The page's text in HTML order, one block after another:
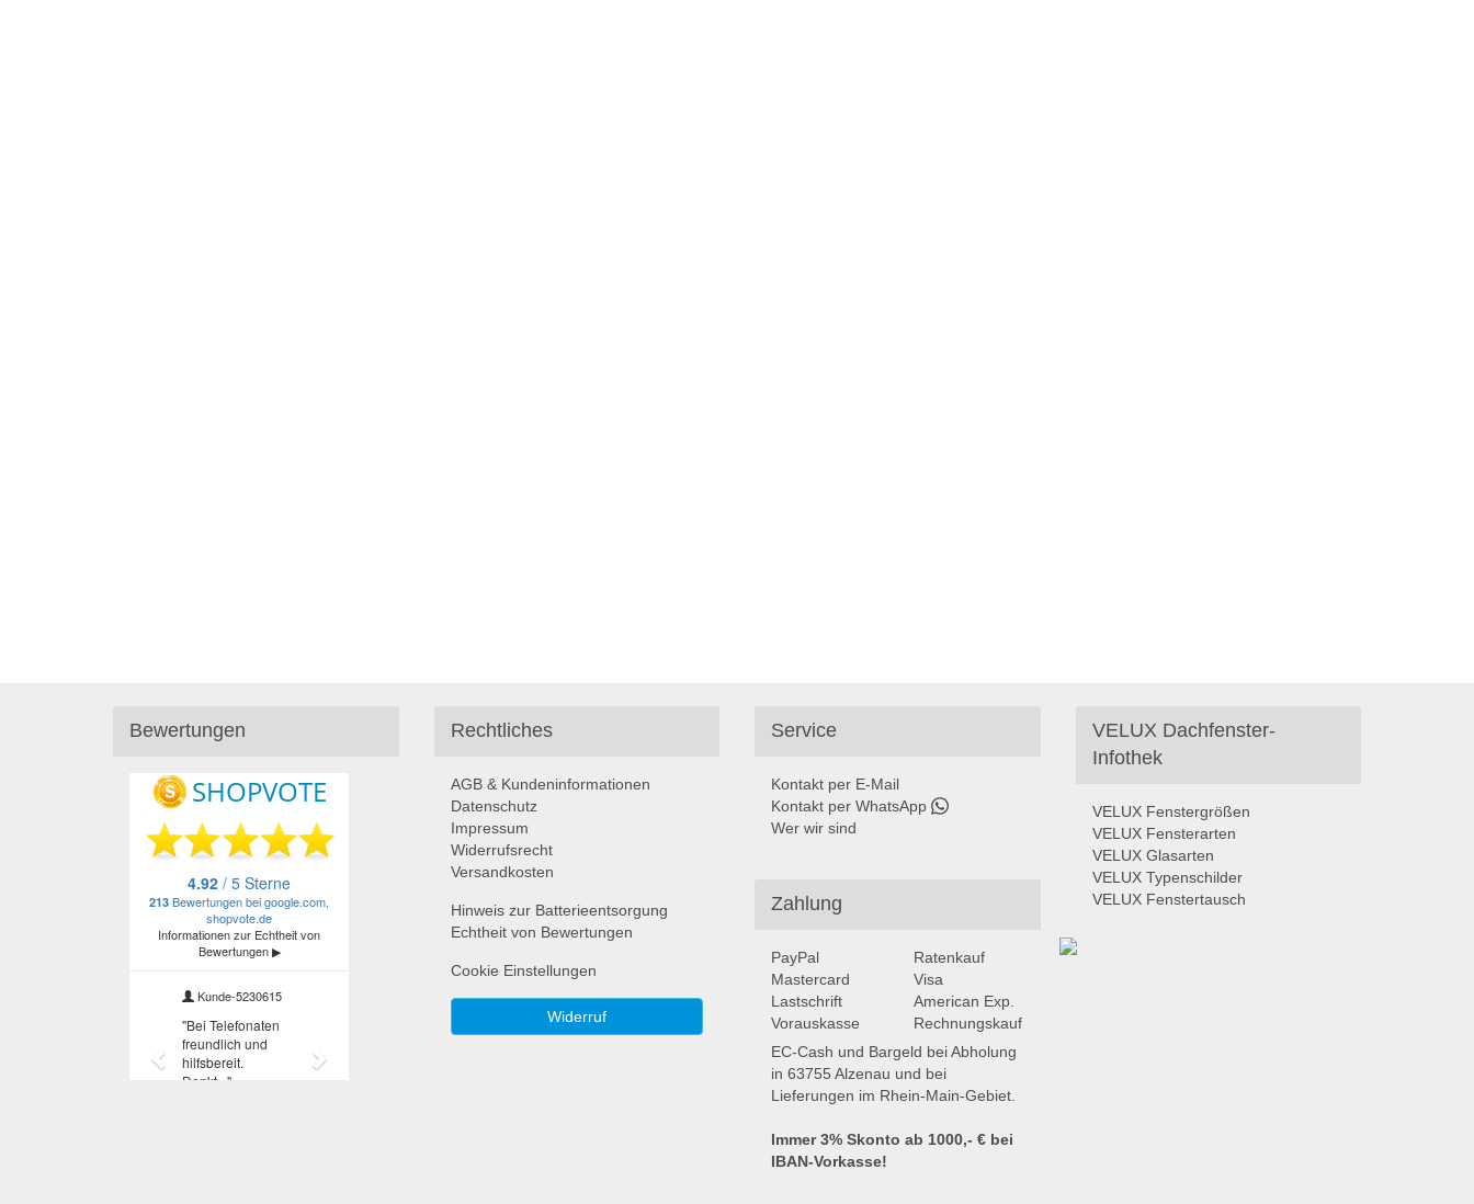
Bewertungen Rechtliches
AGB & Kundeninformationen
Datenschutz
Impressum
Widerrufsrecht
Versandkosten
Hinweis zur Batterieentsorgung
Echtheit von Bewertungen
Cookie Einstellungen
Widerruf
Service
Kontakt per E-Mail
Kontakt per WhatsApp
Wer wir sind
Zahlung
PayPal
Ratenkauf
Mastercard
Visa
Lastschrift
American Exp.
Vorauskasse
Rechnungskauf
EC-Cash und Bargeld bei Abholung
in 63755 Alzenau und bei
Lieferungen im Rhein-Main-Gebiet.
Immer 3% Skonto ab 1000,- € bei
IBAN-Vorkasse!
VELUX Dachfenster-
Infothek
VELUX Fenstergrößen
VELUX Fensterarten
VELUX Glasarten
VELUX Typenschilder
VELUX Fenstertausch